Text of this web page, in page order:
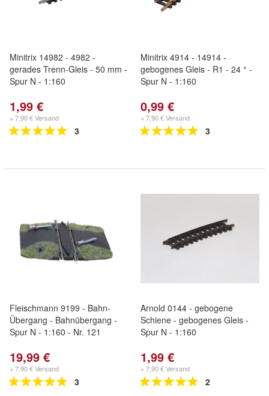
Minitrix 14982 - 4982 -
gerades Trenn-Gleis - 50 mm -
Spur N - 1:160
1,99 €
+ 7,90 € Versand
3
Minitrix 4914 - 14914 -
gebogenes Gleis - R1 - 24 ° -
Spur N - 1:160
0,99 €
+ 7,90 € Versand
3
Fleischmann 9199 - Bahn-
Übergang - Bahnübergang -
Spur N - 1:160 - Nr. 121
19,99 €
+ 7,90 € Versand
3
Arnold 0144 - gebogene
Schiene - gebogenes Gleis -
Spur N - 1:160
1,99 €
+ 7,90 € Versand
2